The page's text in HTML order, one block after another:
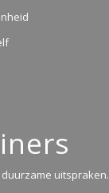
uitspraken.